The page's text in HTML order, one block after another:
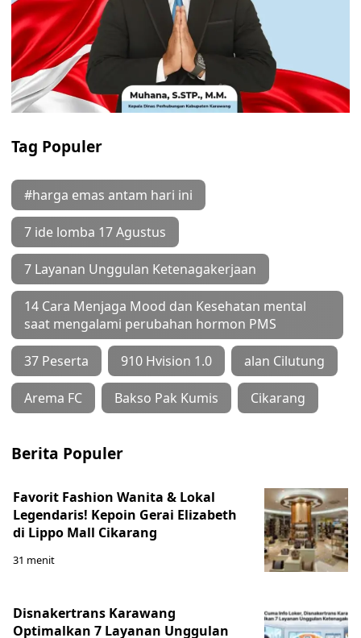
Tag Populer
#harga emas antam hari ini
7 ide lomba 17 Agustus
7 Layanan Unggulan Ketenagakerjaan
14 Cara Menjaga Mood dan Kesehatan mental
saat mengalami perubahan hormon PMS
37 Peserta 910 Hvision 1.0 alan Cilutung
Arema FC Bakso Pak Kumis Cikarang
Berita Populer
Favorit Fashion Wanita & Lokal
Legendaris! Kepoin Gerai Elizabeth
di Lippo Mall Cikarang
31 menit
Disnakertrans Karawang
Optimalkan 7 Layanan Unggulan